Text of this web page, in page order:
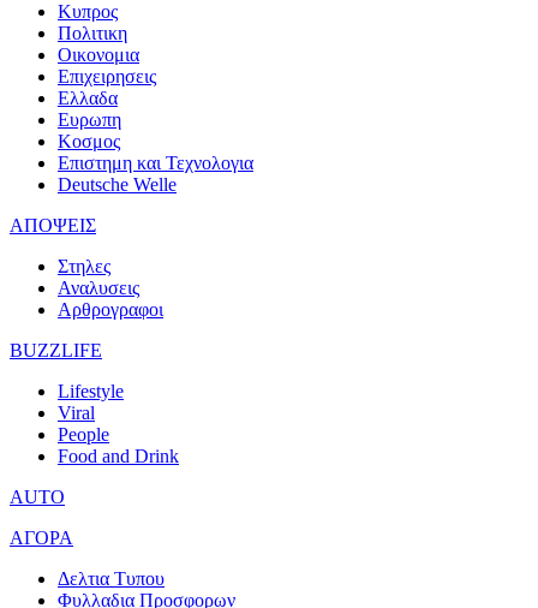
Κυπρος
Πολιτικη
Οικονομια
Επιχειρησεις
Ελλαδα
Ευρωπη
Κοσμος
Επιστημη και Τεχνολογια
Deutsche Welle
ΑΠΟΨΕΙΣ
Στηλες
Αναλυσεις
Αρθρογραφοι
BUZZLIFE
Lifestyle
Viral
People
Food and Drink
AUTO
ΑΓΟΡΑ
Δελτια Τυπου
Φυλλαδια Προσφορων